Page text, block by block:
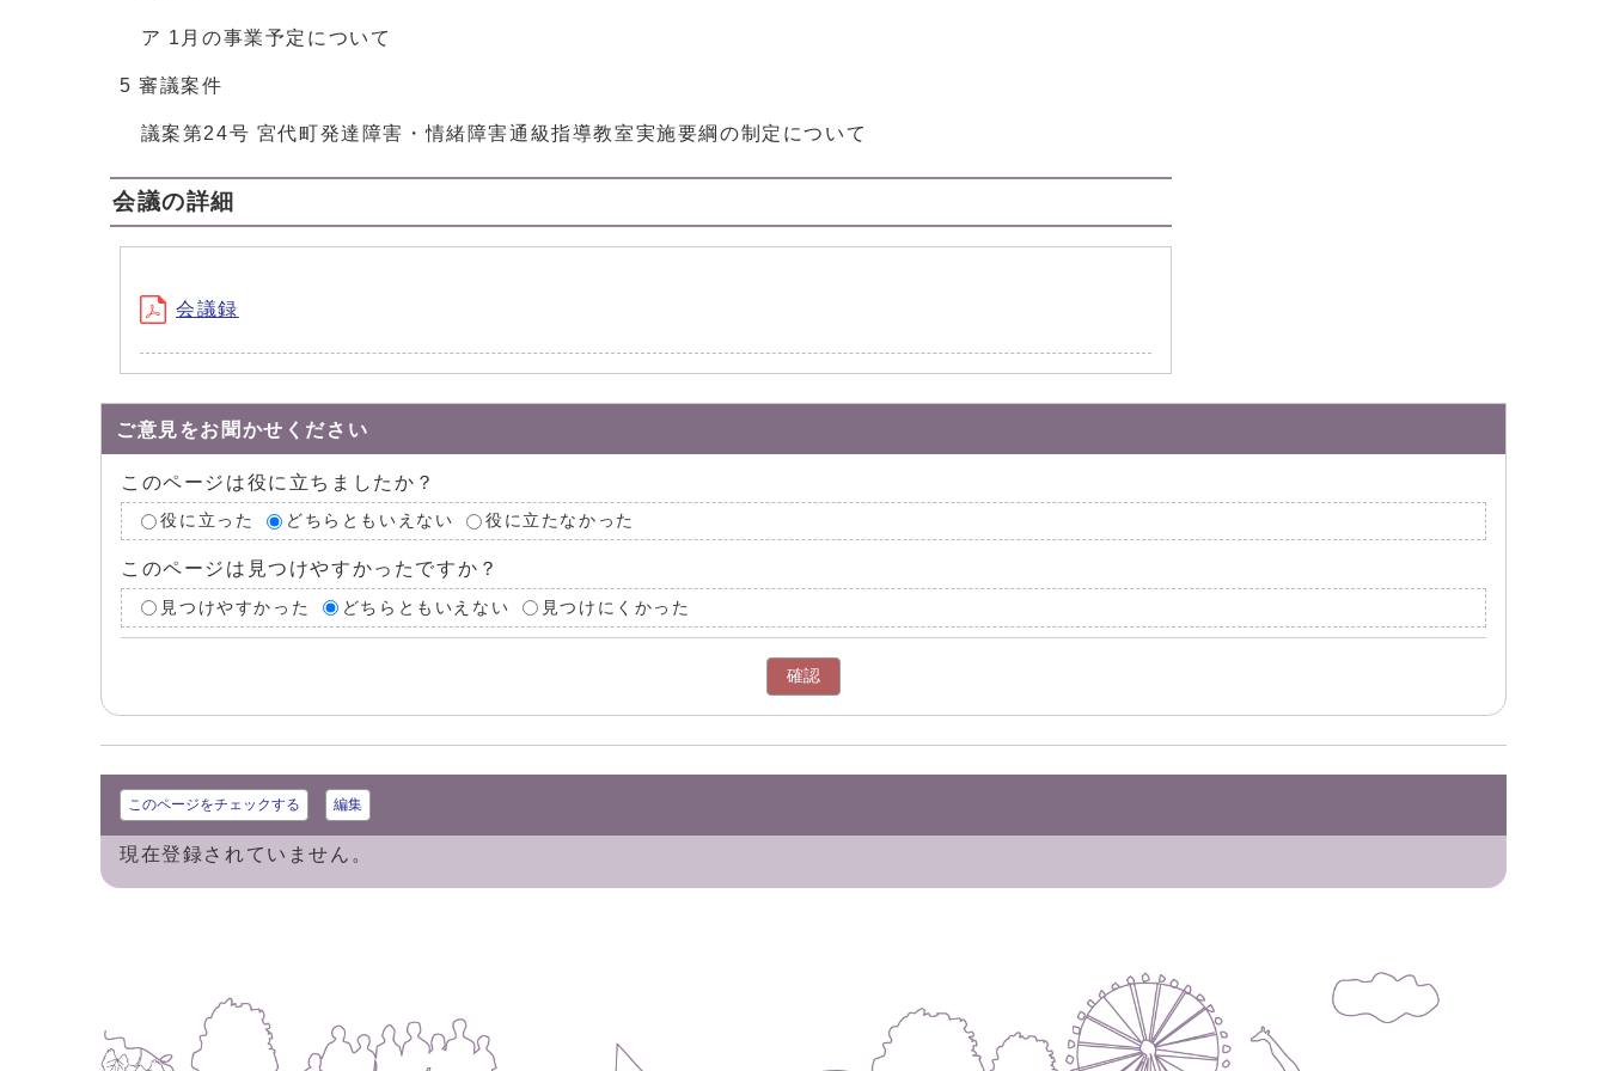
ア 1月の事業予定について
5 審議案件
議案第24号 宮代町発達障害・情緒障害通級指導教室実施要綱の制定について
会議の詳細
会議録
ご意見をお聞かせください
このページは役に立ちましたか？
役に立った どちらともいえない 役に立たなかった
このページは見つけやすかったですか？
見つけやすかった どちらともいえない 見つけにくかった
確認
このページをチェックする 編集
現在登録されていません。